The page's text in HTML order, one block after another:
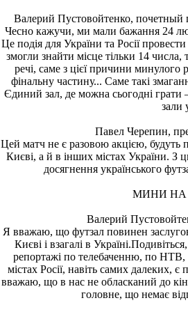
Валерий Пустовойтенко, почетный
Чесно кажучи, ми мали бажання 24
Це подія для України та Росії
змогли знайти місце тільки 14
речі, саме з цієї причини минулого
фінальну частину... Саме такі
Єдиний зал, де можна сьогодні грати
зали
Павел Черепин,
Цей матч не є разовою акцією, будуть
Києві, а й в інших містах України. З
досягнення українського
МИНИ НА
Валерий
Я вважаю, що футзал повинен
Києві і взагалі в
репортажі по телебаченню, по НТВ,
містах Росії, навіть самих далеких,
вважаю, що в нас не обласканий до
головне, що немає